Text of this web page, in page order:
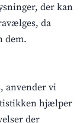
der kan
da
dem.
anvender vi
hjælper
der